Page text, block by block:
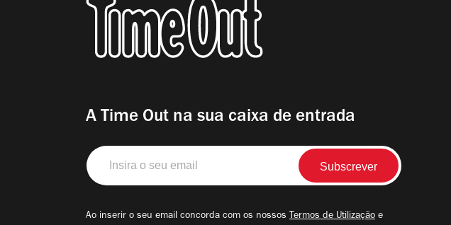
A Time Out na sua caixa de entrada
Insira
o
seu
Ao inserir o seu email concorda com os nossos Termos de Utilização e